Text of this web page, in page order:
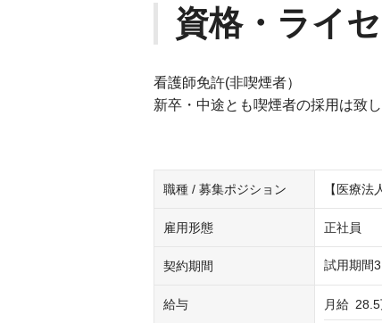
資格・ライ
看護師免許(非喫煙者）
新卒・中途とも喫煙者の採用は致し
職種 / 募集ポジション 【医療
雇用形態 正社員
契約期間 試用期間
給与 月給